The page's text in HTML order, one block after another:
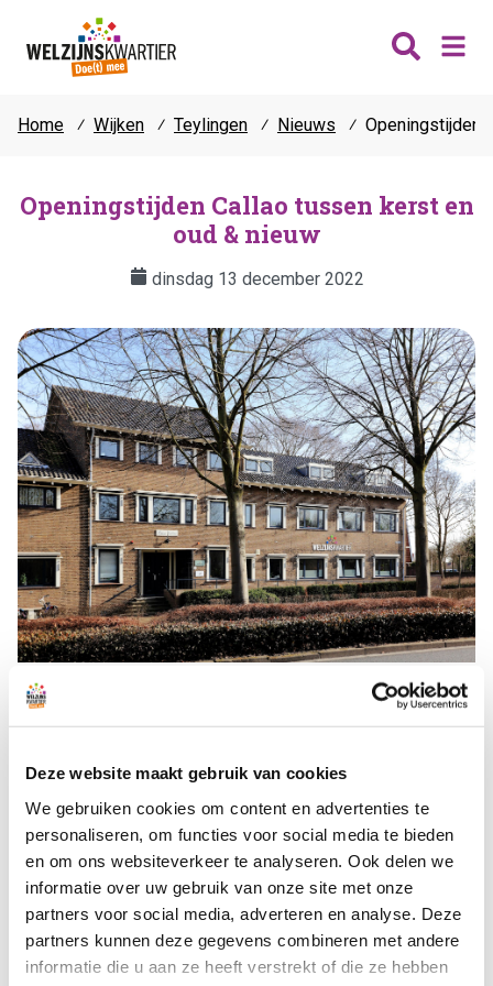
Deze website maakt gebruik van cookies
We gebruiken cookies om content en advertenties te
personaliseren, om functies voor social media te bieden
en om ons websiteverkeer te analyseren. Ook delen we
informatie over uw gebruik van onze site met onze
partners voor social media, adverteren en analyse. Deze
partners kunnen deze gegevens combineren met andere
informatie die u aan ze heeft verstrekt of die ze hebben
Noordwijk
Lisse
Teylingen
Jongeren
Vrijwilligers
Fit & vitaal
Mantelzorg
Verhuur
Contact
Home ⁄ Wijken ⁄ Teylingen ⁄ Nieuws ⁄ Openingstijden
Openingstijden Callao tussen kerst en
oud & nieuw
dinsdag 13 december 2022
In de decembermaand zijn de openingstijden van Huize
Callao en Katwijk Rijd(t) Mee aangepast.
De frontoffice van Welzijnskwartier is tussen 24 december
en 1 januari gesloten. Vanaf 2 januari is de frontoffice weer
geopend als normaal, namelijk van 09:00 tot 16:00 uur. Ook
Katwijk rijd(t) Mee is op de nationale feestdagen
gesloten. In december rijden zij dus niet op eerste en
tweede kerstdag en nieuwjaarsdag. Daartussen staan onze
enthousiaste vrijwilligers wel voor u klaar!